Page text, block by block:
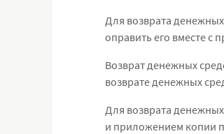
Для возврата
оправить его вместе с
Возврат денежных
возврате денежных
Для возврата
и приложением копии